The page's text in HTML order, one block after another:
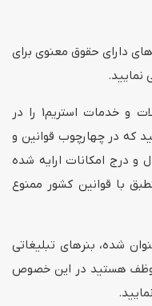
های دارای حقوق معنوی برای
5-9 شما موافقت مینمایید که محصولات و خدمات استریم1 را در
که در چهارچوب قوانین و
و درج امکانات ارایه شده
با قوانین کشور ممنوع
شده، بنرهای تبلیغاتی
موظف هستید در این خصوص